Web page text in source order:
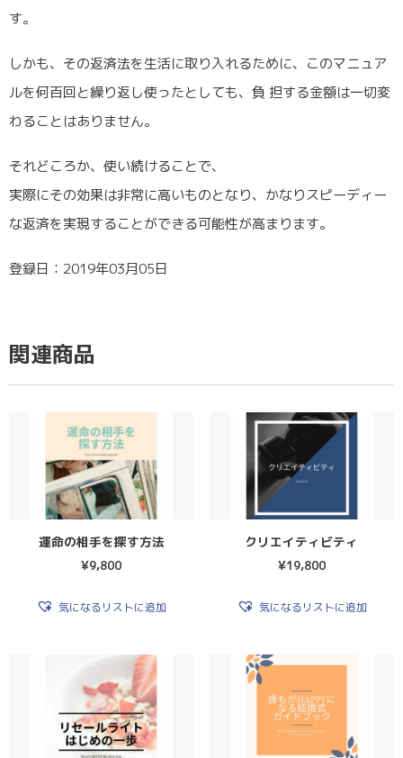
す。
しかも、その返済法を生活に取り入れるために、このマニュア
ルを何百回と繰り返し使ったとしても、負 担する金額は一切変
わることはありません。
それどころか、使い続けることで、
実際にその効果は非常に高いものとなり、かなりスピーディー
な返済を実現することができる可能性が高まります。
登録日：2019年03月05日
関連商品
運命の相手を探す方法
¥9,800
気になるリストに追加
クリエイティビティ
¥19,800
気になるリストに追加